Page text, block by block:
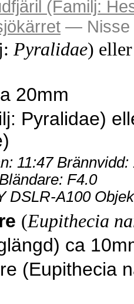
(Familj:
— Nisse
Pyralidae)
20mm
11:47
F4.0
DSLR-A100
(Eupithecia
ca